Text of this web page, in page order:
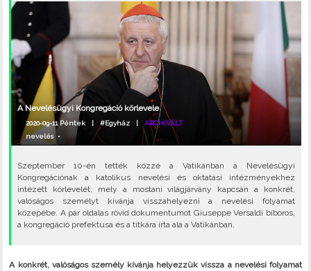
A Nevelésügyi Kongregáció körlevele
2020-09-11 Péntek |#Egyház |ARCHIVÁLT
nevelés•
Szeptember 10-én tették közzé a Vatikánban a Nevelésügyi
Kongregációnak a katolikus nevelési és oktatási intézményekhez
intézett körlevelét, mely a mostani világjárvány kapcsán a konkrét,
valóságos személyt kívánja visszahelyezni a nevelési folyamat
közepébe. A pár oldalas rövid dokumentumot Giuseppe Versaldi bíboros,
a kongregáció prefektusa és a titkára írta alá a Vatikánban.
A konkrét, valóságos személy kívánja helyezzük vissza a nevelési folyamat